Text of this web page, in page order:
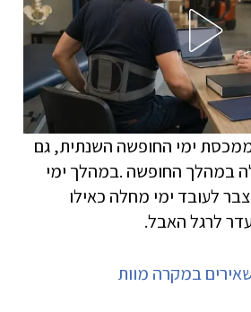
ימי החופשה השנתית, גם
במהלך החופשה .במהלך ימי
לעובד ימי מחלה כאילו
לרגל האבל.
במקרה מוות